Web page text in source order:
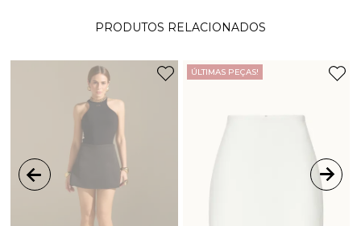
PRODUTOS RELACIONADOS
ÚLTIMAS PEÇAS!